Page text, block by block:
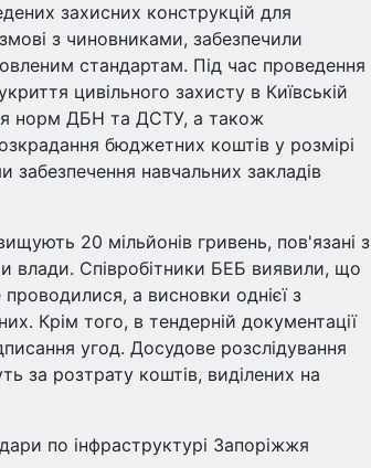
захисних конструкцій для
з чиновниками, забезпечили
стандартам. Під час проведення
цивільного захисту в Київській
норм ДБН та ДСТУ, а також
бюджетних коштів у розмірі
забезпечення навчальних закладів
20 мільйонів гривень, пов'язані з
влади. Співробітники БЕБ виявили, що
а висновки однієї з
Крім того, в тендерній документації
угод. Досудове розслідування
за розтрату коштів, виділених на
по інфраструктурі Запоріжжя